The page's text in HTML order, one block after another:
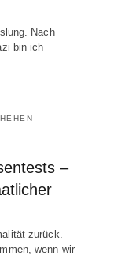
Nach
bin ich
–
zurück.
wenn wir